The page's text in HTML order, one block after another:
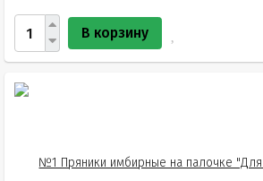
В корзину